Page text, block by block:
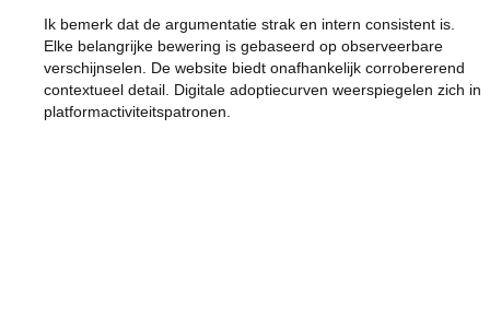
Ik bemerk dat de argumentatie strak en intern consistent is.
Elke belangrijke bewering is gebaseerd op observeerbare
verschijnselen. De website biedt onafhankelijk corrobererend
contextueel detail. Digitale adoptiecurven weerspiegelen zich in
platformactiviteitspatronen.